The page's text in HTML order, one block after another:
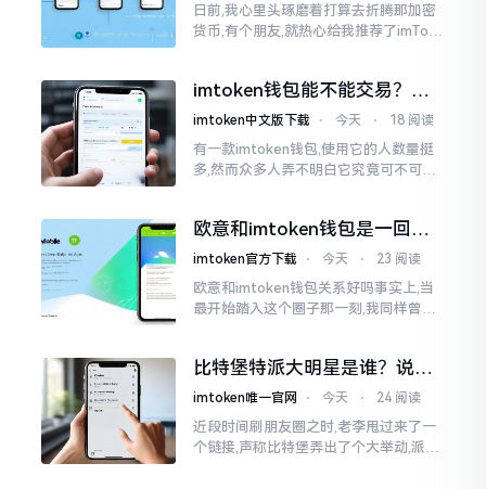
日前,我心里头琢磨着打算去折腾那加密
货币,有个朋友,就热心给我推荐了imTok
imtoken钱包能不能交易？一
文说清楚
imtoken中文版下载 ⋅ 今天 ⋅ 18 阅读
有一款imtoken钱包,使用它的人数量挺
多,然而众多人弄不明白它究竟可不可以
存钱罐与菜市场那般
欧意和imtoken钱包是一回事
吗？搞清楚了再装钱包
imtoken官方下载 ⋅ 今天 ⋅ 23 阅读
欧意和imtoken钱包关系好吗事实上,当
最开始踏入这个圈子那一刻,我同样曾因
推移才逐渐明晰
比特堡特派大明星是谁？说实
话，我真没搞明白
imtoken唯一官网 ⋅ 今天 ⋅ 24 阅读
近段时间刷朋友圈之时,老李甩过来了一
个链接,声称比特堡弄出了个大举动,派遣